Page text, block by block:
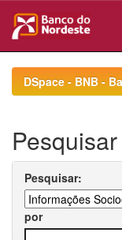
navigationDSpace - BNB -
Pesquisar
Pesquisar:
por